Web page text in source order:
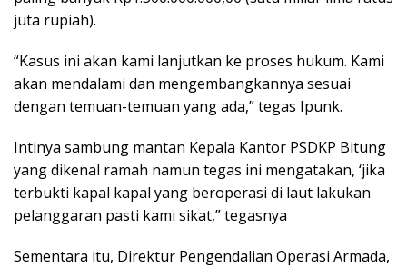
juta rupiah).
“Kasus ini akan kami lanjutkan ke proses hukum. Kami
akan mendalami dan mengembangkannya sesuai
dengan temuan-temuan yang ada,” tegas Ipunk.
Intinya sambung mantan Kepala Kantor PSDKP Bitung
yang dikenal ramah namun tegas ini mengatakan, ‘jika
terbukti kapal kapal yang beroperasi di laut lakukan
pelanggaran pasti kami sikat,” tegasnya
Sementara itu, Direktur Pengendalian Operasi Armada,